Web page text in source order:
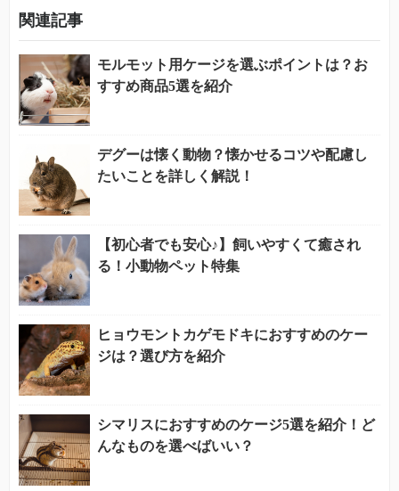
関連記事
モルモット用ケージを選ぶポイントは？お
すすめ商品5選を紹介
デグーは懐く動物？懐かせるコツや配慮し
たいことを詳しく解説！
【初心者でも安心♪】飼いやすくて癒され
る！小動物ペット特集
ヒョウモントカゲモドキにおすすめのケー
ジは？選び方を紹介
シマリスにおすすめのケージ5選を紹介！ど
んなものを選べばいい？